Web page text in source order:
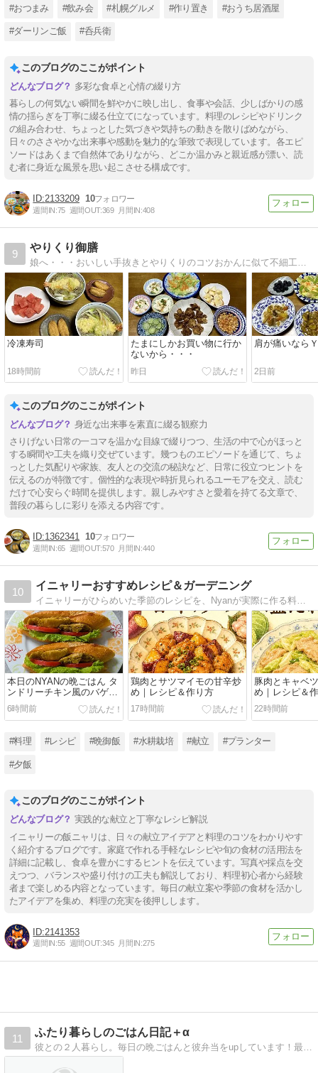
#おつまみ #飲み会 #札幌グルメ #作り置き #おうち居酒屋
#ダーリンご飯 #呑兵衛
このブログのここがポイント
多彩な食卓と心情の綴り方
暮らしの何気ない瞬間を鮮やかに映し出し、食事や会話、少しばかりの感
情の揺らぎを丁寧に綴る仕立てになっています。料理のレシピやドリンク
の組み合わせ、ちょっとした気づきや気持ちの動きを散りばめながら、
日々のささやかな出来事や感動を魅力的な筆致で表現しています。各エピ
ソードはあくまで自然体でありながら、どこか温かみと親近感が漂い、読
む者に身近な風景を思い起こさせる構成です。
2133209 10
週間IN:75 週間OUT:369 月間IN:408
9
やりくり御膳
娘へ・・・おいしい手抜きとやりくりのコツおかんに似て不細工、おとんに似て不器用なんだから、せめて料理ぐらいは・・・
冷凍寿司
18時間前
たまにしかお買い物に行か
ないから・・・
昨日
肩が痛いなら
2日前
このブログのここがポイント
身近な出来事を素直に綴る観察力
さりげない日常の一コマを温かな目線で綴りつつ、生活の中で心がほっと
する瞬間や工夫を織り交ぜています。幾つものエピソードを通じて、ちょ
っとした気配りや家族、友人との交流の秘訣など、日常に役立つヒントを
伝えるのが特徴です。個性的な表現や時折見られるユーモアを交え、読む
だけで心安らぐ時間を提供します。親しみやすさと愛着を持てる文章で、
普段の暮らしに彩りを添える内容です。
1362341 10
週間IN:65 週間OUT:570 月間IN:440
10
イニャリーおすすめレシピ＆ガーデニング
イニャリーがひらめいた季節のレシピを、Nyanが実際に作る料理ブログです。献立見てご飯作ったら、＃イニャリーの飯ニャリタグで紹介してニャ
本日のNYANの晩ごはん タ
ンドリーチキン風のバゲッ
トサンド【イニャリー採
点】
6時間前
鶏肉とサツマイモの甘辛炒
め｜レシピ＆作り方
17時間前
豚肉とキャベ
め｜レシピ＆
22時間前
#料理 #レシピ #晩御飯 #水耕栽培 #献立 #プランター
#夕飯
このブログのここがポイント
実践的な献立と丁寧なレシピ解説
イニャリーの飯ニャリは、日々の献立アイデアと料理のコツをわかりやす
く紹介するブログです。家庭で作れる手軽なレシピや旬の食材の活用法を
詳細に記載し、食卓を豊かにするヒントを伝えています。写真や採点を交
えつつ、バランスや盛り付けの工夫も解説しており、料理初心者から経験
者まで楽しめる内容となっています。毎日の献立案や季節の食材を活かし
たアイデアを集め、料理の充実を後押しします。
2141353
週間IN:55 週間OUT:345 月間IN:275
11
ふたり暮らしのごはん日記＋α